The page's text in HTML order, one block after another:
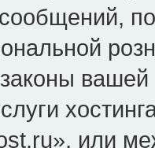
сообщений,
или